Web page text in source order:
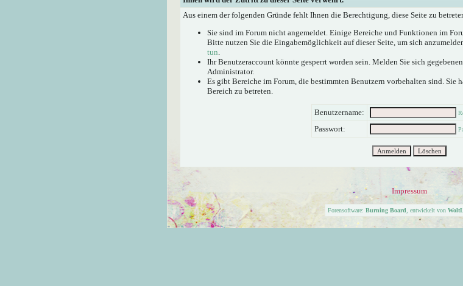
Aus einem der folgenden Gründe fehlt Ihnen die Berechtigung, diese Seite zu
Sie sind im Forum nicht angemeldet. Einige Bereiche und Funktionen im
Bitte nutzen Sie die Eingabemöglichkeit auf dieser Seite, um sich
tun.
Ihr Benutzeraccount könnte gesperrt worden sein. Melden Sie sich
Administrator.
Es gibt Bereiche im Forum, die bestimmten Benutzern vorbehalten sind. Sie
Bereich zu betreten.
Benutzername:
Passwort:
Impressum
Forensoftware: Burning Board , entwickelt von